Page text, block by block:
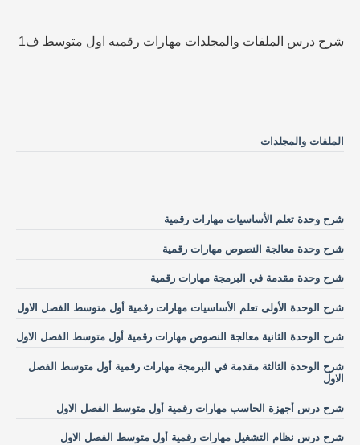
شرح درس الملفات والمجلدات مهارات رقميه اول متوسط ف1
الملفات والمجلدات
شرح وحدة تعلم الأساسيات مهارات رقمية
شرح وحدة معالجة النصوص مهارات رقمية
شرح وحدة مقدمة في البرمجة مهارات رقمية
شرح الوحدة الأولى تعلم الأساسيات مهارات رقمية أول متوسط الفصل الاول
شرح الوحدة الثانية معالجة النصوص مهارات رقمية أول متوسط الفصل الاول
شرح الوحدة الثالثة مقدمة في البرمجة مهارات رقمية أول متوسط الفصل
الاول
شرح درس أجهزة الحاسب مهارات رقمية أول متوسط الفصل الاول
شرح درس نظام التشغيل مهارات رقمية أول متوسط الفصل الاول